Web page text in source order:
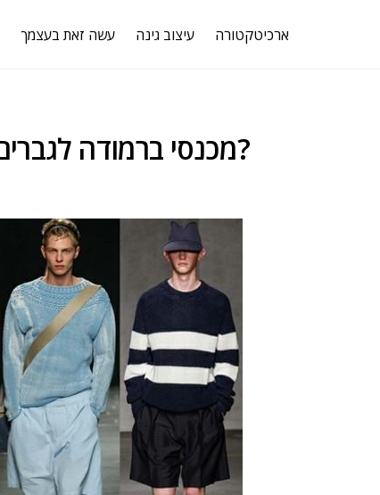
עשה זאת בעצמך עיצוב גינה ארכיטקטורה
מכנסי ברמודה לגברים – מהם מגמות האופנה לקיץ 2020?